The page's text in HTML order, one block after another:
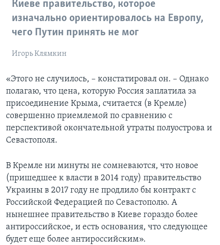
Киеве правительство, которое
изначально ориентировалось на Европу,
чего Путин принять не мог
Игорь Клямкин
«Этого не случилось, – констатировал он. – Однако
полагаю, что цена, которую Россия заплатила за
присоединение Крыма, считается (в Кремле)
совершенно приемлемой по сравнению с
перспективой окончательной утраты полуострова и
Севастополя.
В Кремле ни минуты не сомневаются, что новое
(пришедшее к власти в 2014 году) правительство
Украины в 2017 году не продлило бы контракт с
Российской Федерацией по Севастополю. А
нынешнее правительство в Киеве гораздо более
антироссийское, и есть основания, что следующее
будет еще более антироссийским».